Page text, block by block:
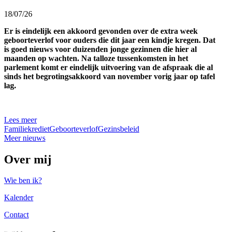
18/07/26
Er is eindelijk een akkoord gevonden over de extra week
geboorteverlof voor ouders die dit jaar een kindje kregen. Dat
is goed nieuws voor duizenden jonge gezinnen die hier al
maanden op wachten. Na talloze tussenkomsten in het
parlement komt er eindelijk uitvoering van de afspraak die al
sinds het begrotingsakkoord van november vorig jaar op tafel
lag.
Lees meer
FamiliekredietGeboorteverlofGezinsbeleid
Meer nieuws
Over mij
Wie ben ik?
Kalender
Contact